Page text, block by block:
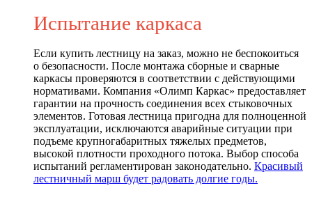
Испытание каркаса
Если купить лестницу на заказ, можно не беспокоиться
о безопасности. После монтажа сборные и сварные
каркасы проверяются в соответствии с действующими
нормативами. Компания «Олимп Каркас» предоставляет
гарантии на прочность соединения всех стыковочных
элементов. Готовая лестница пригодна для полноценной
эксплуатации, исключаются аварийные ситуации при
подъеме крупногабаритных тяжелых предметов,
высокой плотности проходного потока. Выбор способа
испытаний регламентирован законодательно. Красивый
лестничный марш будет радовать долгие годы.